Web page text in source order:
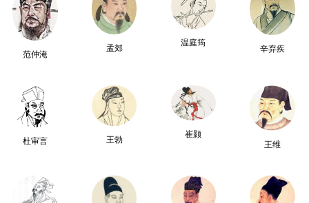
范仲淹
孟郊
温庭筠
辛弃疾
杜审言 王勃
崔颢
王维